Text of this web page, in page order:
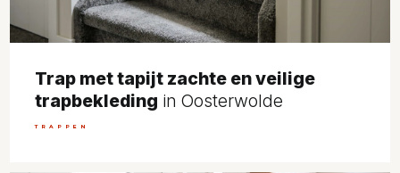
Trap met tapijt zachte en veilige
trapbekleding in Oosterwolde
TRAPPEN